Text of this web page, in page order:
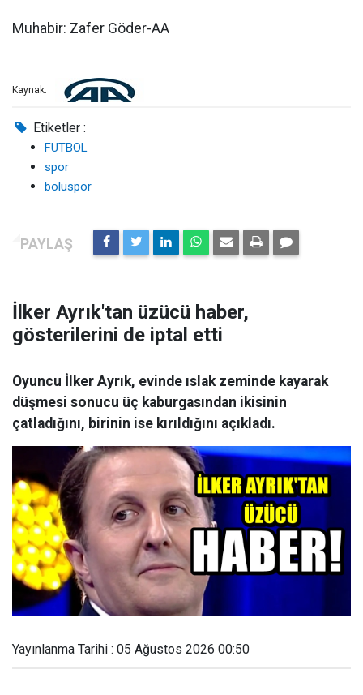
Muhabir: Zafer Göder-AA
Kaynak:
Etiketler :
FUTBOL
spor
boluspor
İlker Ayrık'tan üzücü haber,
gösterilerini de iptal etti
Oyuncu İlker Ayrık, evinde ıslak zeminde kayarak
düşmesi sonucu üç kaburgasından ikisinin
çatladığını, birinin ise kırıldığını açıkladı.
Yayınlanma Tarihi : 05 Ağustos 2026 00:50